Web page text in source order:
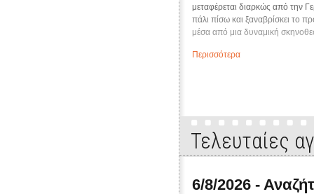
μεταφέρεται διαρκώς από την
πάλι πίσω και ξαναβρίσκει το
μέσα από μια δυναμική
συμβατικών προσεγγίσεων του
κινηματογράφισης. Θαυμαστή
αέρα την λογική ...
Περισσότερα
Τελευταίες
6/8/2026 -